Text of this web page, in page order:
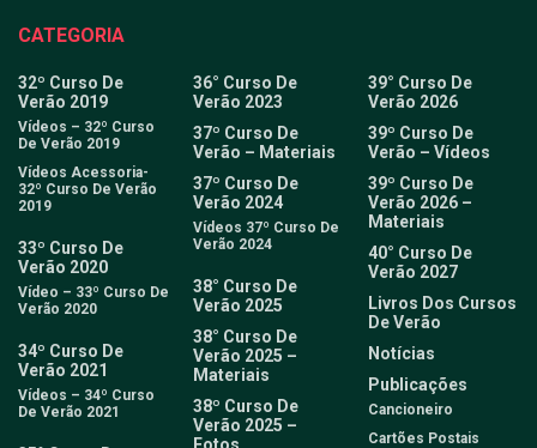
CATEGORIA
32º Curso De
Verão 2019
Vídeos – 32º Curso
De Verão 2019
Vídeos Acessoria-
32º Curso De Verão
2019
33º Curso De
Verão 2020
Vídeo – 33º Curso De
Verão 2020
34º Curso De
Verão 2021
Vídeos – 34º Curso
De Verão 2021
36° Curso De
Verão 2023
37º Curso De
Verão – Materiais
37º Curso De
Verão 2024
Vídeos 37º Curso De
Verão 2024
38° Curso De
Verão 2025
38° Curso De
Verão 2025 –
Materiais
38º Curso De
Verão 2025 –
Fotos
39° Curso De
Verão 2026
39º Curso De
Verão – Vídeos
39º Curso De
Verão 2026 –
Materiais
40° Curso De
Verão 2027
Livros Dos Cursos
De Verão
Notícias
Publicações
Cancioneiro
Cartões Postais